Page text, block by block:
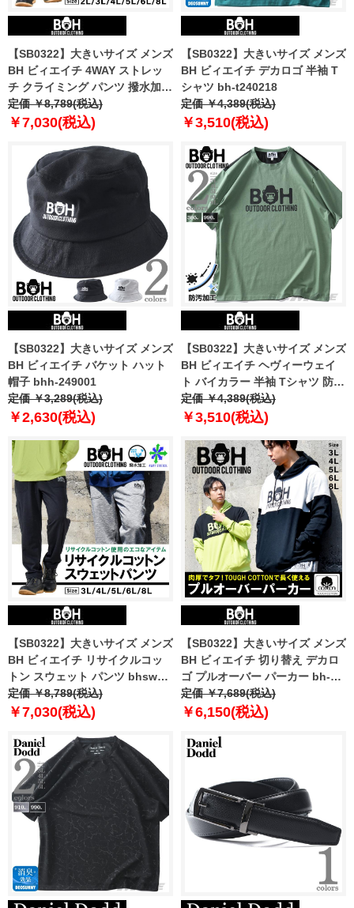
【SB0322】大きいサイズ メンズ
BH ビィエイチ 4WAY ストレッ
チ クライミング パンツ 撥水加工
bhp-240101t
定価 ￥8,789(税込)
￥7,030(税込)
【SB0322】大きいサイズ メンズ
BH ビィエイチ デカロゴ 半袖 T
シャツ bh-t240218
定価 ￥4,389(税込)
￥3,510(税込)
【SB0322】大きいサイズ メンズ
BH ビィエイチ バケット ハット
帽子 bhh-249001
定価 ￥3,289(税込)
￥2,630(税込)
【SB0322】大きいサイズ メンズ
BH ビィエイチ ヘヴィーウェイ
ト バイカラー 半袖 Tシャツ 防汚
加工 bh-t240203
定価 ￥4,389(税込)
￥3,510(税込)
【SB0322】大きいサイズ メンズ
BH ビィエイチ リサイクルコッ
トン スウェット パンツ bhswp-
240101
定価 ￥8,789(税込)
￥7,030(税込)
【SB0322】大きいサイズ メンズ
BH ビィエイチ 切り替え デカロ
ゴ プルオーバー パーカー bh-
sw240101
定価 ￥7,689(税込)
￥6,150(税込)